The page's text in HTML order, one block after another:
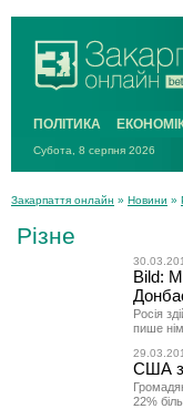
ПОЛІТИКА
Субота, 8 серпня 2026
Закарпаття онлайн » Новини »
Різне
Bild:
Росія
пише
США
22%